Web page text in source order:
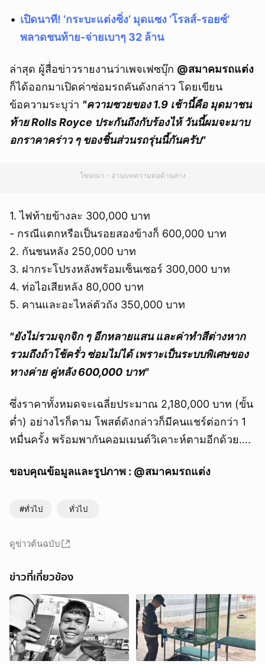
เปิดนาที! ‘กระบะแต่งซิ่ง’ มุดแซง ‘โรลส์-รอยซ์’
พลาดชนท้าย-จ่ายเบาๆ 32 ล้าน
ล่าสุด ผู้สื่อข่าวรายงานว่าเพจเฟซบุ๊ก @สมาคมรถแต่ง
ก็ได้ออกมาเปิดค่าซ่อมรถคันดังกล่าว โดยเขียน
ข้อความระบุว่า "ความซวยของ 1.9 เช้านี้คือ มุดมาชน
ท้าย Rolls Royce ประกันถึงกับร้องไห้ วันนี้ผมจะมาบ
อกราคาคร่าว ๆ ของชิ้นส่วนรถรุ่นนี้กันครับ"
โฆษณา - อ่านบทความต่อด้านล่าง
1. ไฟท้ายข้างละ 300,000 บาท
- กรณีแตกหรือเป็นรอยสองข้างก็ 600,000 บาท
2. กันชนหลัง 250,000 บาท
3. ฝากระโปรงหลังพร้อมเซ็นเซอร์ 300,000 บาท
4. ท่อไอเสียหลัง 80,000 บาท
5. คานและอะไหล่ตัวถัง 350,000 บาท
"ยังไม่รวมจุกจิก ๆ อีกหลายแสน และค่าทำสีต่างหาก
รวมถึงถ้าโช้ครั่ว ซ่อมไม่ได้ เพราะเป็นระบบพิเศษของ
ทางค่าย คู่หลัง 600,000 บาท"
ซึ่งราคาทั้งหมดจะเฉลี่ยประมาณ 2,180,000 บาท (ขั้น
ต่ำ) อย่างไรก็ตาม โพสต์ดังกล่าวก็มีคนแชร์ต่อกว่า 1
หมื่นครั้ง พร้อมพากันคอมเมนต์วิเคาะห์ตามอีกด้วย….
ขอบคุณข้อมูลและรูปภาพ : @สมาคมรถแต่ง
#ทั่วไป ทั่วไป
ดูข่าวต้นฉบับ
ข่าวที่เกี่ยวข้อง